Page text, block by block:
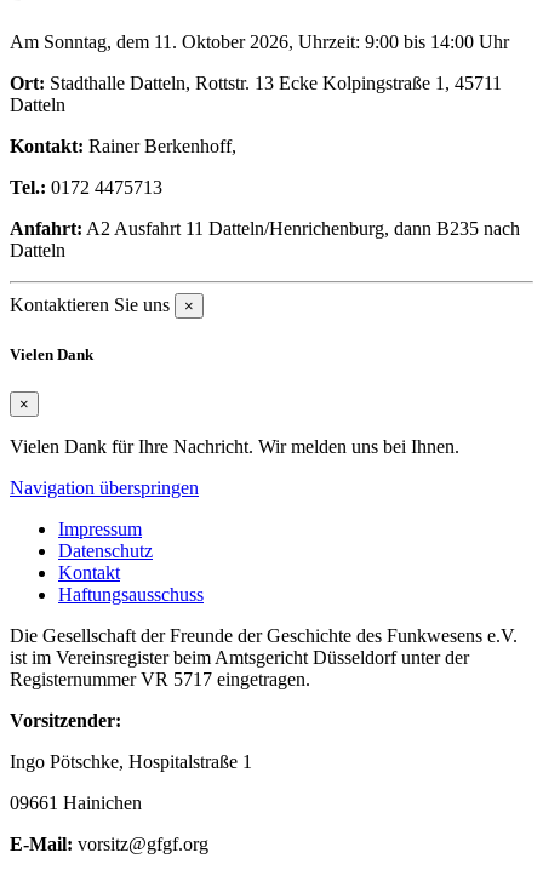
Am Sonntag, dem 11. Oktober 2026, Uhrzeit: 9:00 bis 14:00 Uhr
Ort: Stadthalle Datteln, Rottstr. 13 Ecke Kolpingstraße 1, 45711
Datteln
Kontakt: Rainer Berkenhoff,
Tel.: 0172 4475713
Anfahrt: A2 Ausfahrt 11 Datteln/Henrichenburg, dann B235 nach
Datteln
Kontaktieren Sie uns ×
Vielen Dank
×
Vielen Dank für Ihre Nachricht. Wir melden uns bei Ihnen.
Navigation überspringen
Impressum
Datenschutz
Kontakt
Haftungsausschuss
Die Gesellschaft der Freunde der Geschichte des Funkwesens e.V.
ist im Vereinsregister beim Amtsgericht Düsseldorf unter der
Registernummer VR 5717 eingetragen.
Vorsitzender:
Ingo Pötschke, Hospitalstraße 1
09661 Hainichen
E-Mail: vorsitz@gfgf.org